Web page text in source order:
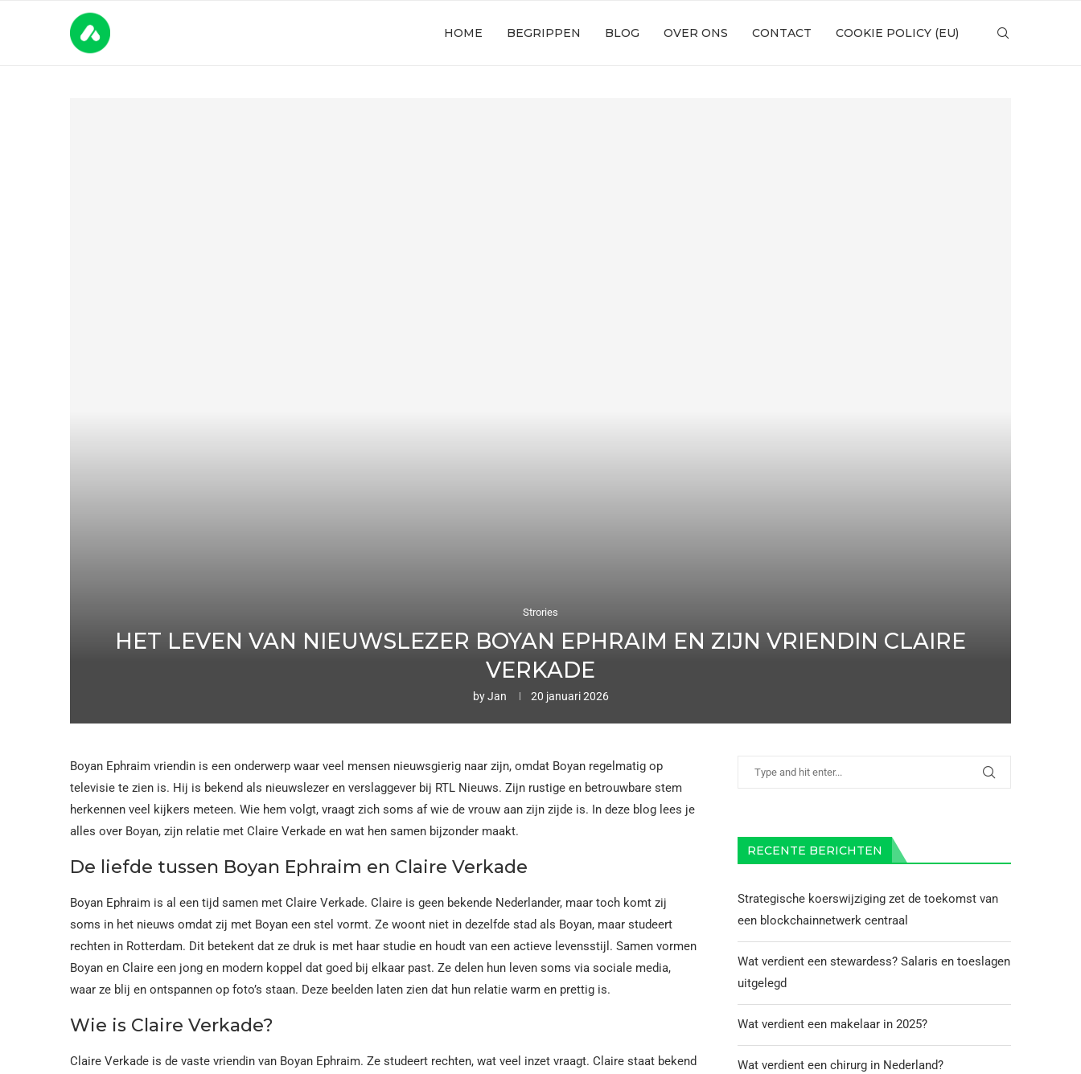
HOME BEGRIPPEN BLOG OVER ONS CONTACT COOKIE POLICY (EU)
Strories
HET LEVEN VAN NIEUWSLEZER BOYAN EPHRAIM EN ZIJN VRIENDIN CLAIRE
VERKADE
byJan 20 januari 2026
Boyan Ephraim vriendin is een onderwerp waar veel mensen nieuwsgierig naar zijn, omdat Boyan regelmatig op
televisie te zien is. Hij is bekend als nieuwslezer en verslaggever bij RTL Nieuws. Zijn rustige en betrouwbare stem
herkennen veel kijkers meteen. Wie hem volgt, vraagt zich soms af wie de vrouw aan zijn zijde is. In deze blog lees je
alles over Boyan, zijn relatie met Claire Verkade en wat hen samen bijzonder maakt.
De liefde tussen Boyan Ephraim en Claire Verkade
Boyan Ephraim is al een tijd samen met Claire Verkade. Claire is geen bekende Nederlander, maar toch komt zij
soms in het nieuws omdat zij met Boyan een stel vormt. Ze woont niet in dezelfde stad als Boyan, maar studeert
rechten in Rotterdam. Dit betekent dat ze druk is met haar studie en houdt van een actieve levensstijl. Samen vormen
Boyan en Claire een jong en modern koppel dat goed bij elkaar past. Ze delen hun leven soms via sociale media,
waar ze blij en ontspannen op foto’s staan. Deze beelden laten zien dat hun relatie warm en prettig is.
Wie is Claire Verkade?
Claire Verkade is de vaste vriendin van Boyan Ephraim. Ze studeert rechten, wat veel inzet vraagt. Claire staat bekend
RECENTE BERICHTEN
Strategische koerswijziging zet de toekomst van
een blockchainnetwerk centraal
Wat verdient een stewardess? Salaris en toeslagen
uitgelegd
Wat verdient een makelaar in 2025?
Wat verdient een chirurg in Nederland?